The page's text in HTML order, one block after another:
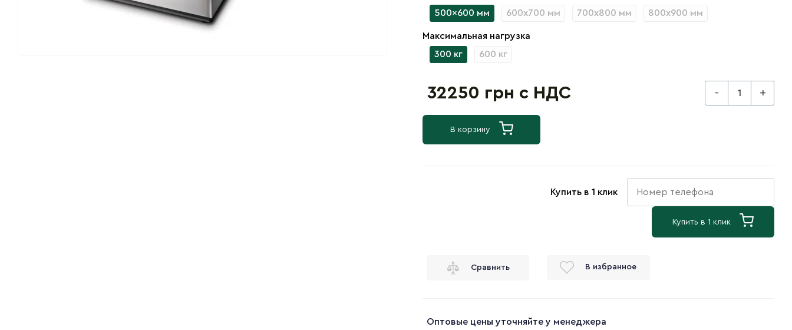
500x600 мм
600х700 мм 700х800 мм 800х900 мм
Максимальная нагрузка
300 кг
600 кг
32250 грн с НДС - +
В корзину
Купить в 1 клик
Купить в 1 клик
Сравнить В избранное
Оптовые цены уточняйте у менеджера